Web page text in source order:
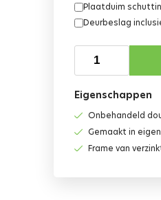
Plaatduim
Deurbeslag
Eigenschappen
Onbehandeld
Gemaakt in
Frame van